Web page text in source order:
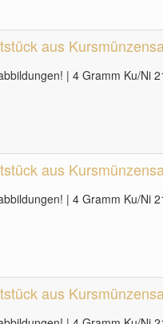
aus
| 4 Gramm Ku/Ni
aus
| 4 Gramm Ku/Ni
aus